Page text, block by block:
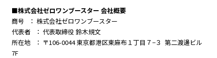
■株式会社ゼロワンブースター 会社概要
商号 ： 株式会社ゼロワンブースター
代表者 ： 代表取締役 鈴木規文
所在地 ： 〒106-0044 東京都港区東麻布１丁目７−３ 第二渡邊ビル
7F